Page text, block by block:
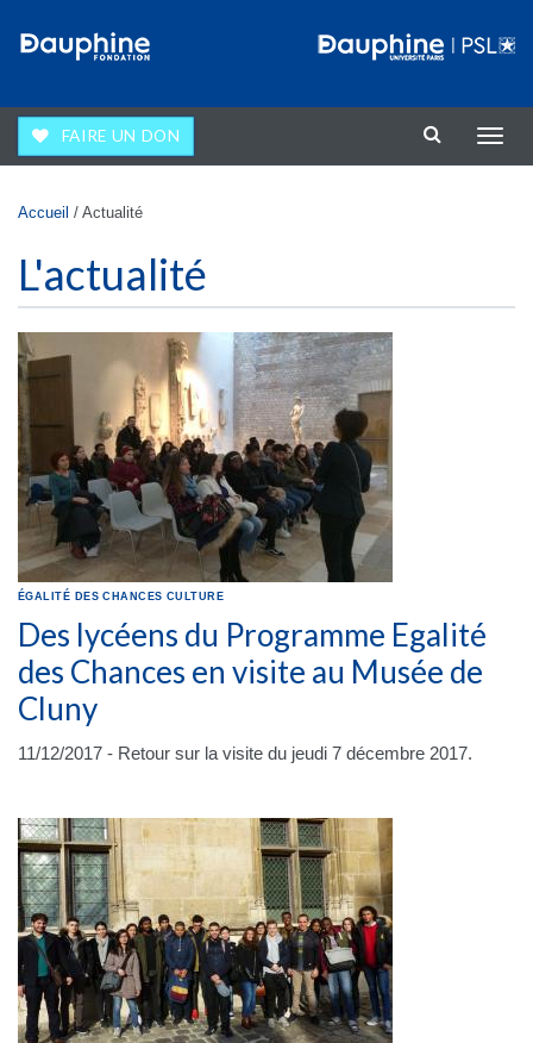
FAIRE UN DON
la
Vous êtes ici
Accueil / Actualité
L'actualité
ÉGALITÉ DES CHANCES CULTURE
Des lycéens du Programme Egalité
des Chances en visite au Musée de
Cluny
11/12/2017 - Retour sur la visite du jeudi 7 décembre 2017.